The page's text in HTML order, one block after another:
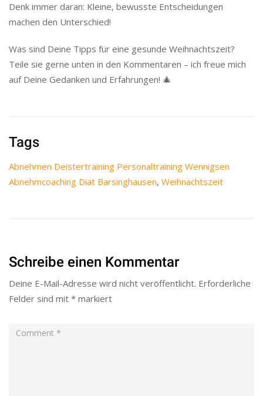
Denk immer daran: Kleine, bewusste Entscheidungen
machen den Unterschied!
Was sind Deine Tipps für eine gesunde Weihnachtszeit?
Teile sie gerne unten in den Kommentaren – ich freue mich
auf Deine Gedanken und Erfahrungen! 🎄
Tags
Abnehmen Deistertraining Personaltraining Wennigsen
Abnehmcoaching Diät Barsinghausen, Weihnachtszeit
Schreibe einen Kommentar
Deine E-Mail-Adresse wird nicht veröffentlicht. Erforderliche
Felder sind mit * markiert